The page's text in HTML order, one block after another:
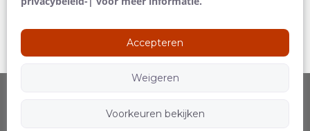
Accepteren
Weigeren
Voorkeuren bekijken